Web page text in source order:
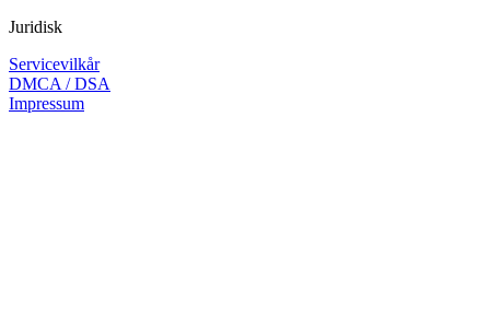
Juridisk
Servicevilkår
DMCA / DSA
Impressum